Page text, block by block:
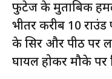
फुटेज के मुताबिक
भीतर करीब 10
के सिर और पीठ पर
घायल होकर मौके पर